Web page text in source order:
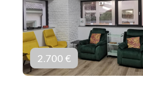
2.700 €